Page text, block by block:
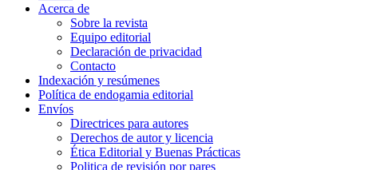
Acerca de
Sobre la revista
Equipo editorial
Declaración de privacidad
Contacto
Indexación y resúmenes
Política de endogamia editorial
Envíos
Directrices para autores
Derechos de autor y licencia
Ética Editorial y Buenas Prácticas
Politica de revisión por pares